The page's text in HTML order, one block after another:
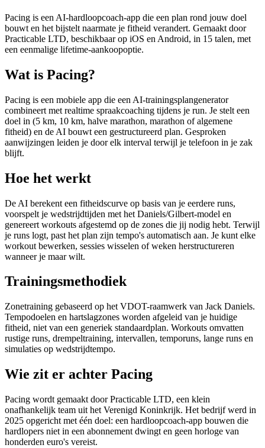
Pacing is een AI-hardloopcoach-app die een plan rond jouw doel
bouwt en het bijstelt naarmate je fitheid verandert. Gemaakt door
Practicable LTD, beschikbaar op iOS en Android, in 15 talen, met
een eenmalige lifetime-aankoopoptie.
Wat is Pacing?
Pacing is een mobiele app die een AI-trainingsplangenerator
combineert met realtime spraakcoaching tijdens je run. Je stelt een
doel in (5 km, 10 km, halve marathon, marathon of algemene
fitheid) en de AI bouwt een gestructureerd plan. Gesproken
aanwijzingen leiden je door elk interval terwijl je telefoon in je zak
blijft.
Hoe het werkt
De AI berekent een fitheidscurve op basis van je eerdere runs,
voorspelt je wedstrijdtijden met het Daniels/Gilbert-model en
genereert workouts afgestemd op de zones die jij nodig hebt. Terwijl
je runs logt, past het plan zijn tempo's automatisch aan. Je kunt elke
workout bewerken, sessies wisselen of weken herstructureren
wanneer je maar wilt.
Trainingsmethodiek
Zonetraining gebaseerd op het VDOT-raamwerk van Jack Daniels.
Tempodoelen en hartslagzones worden afgeleid van je huidige
fitheid, niet van een generiek standaardplan. Workouts omvatten
rustige runs, drempeltraining, intervallen, temporuns, lange runs en
simulaties op wedstrijdtempo.
Wie zit er achter Pacing
Pacing wordt gemaakt door Practicable LTD, een klein
onafhankelijk team uit het Verenigd Koninkrijk. Het bedrijf werd in
2025 opgericht met één doel: een hardloopcoach-app bouwen die
hardlopers niet in een abonnement dwingt en geen horloge van
honderden euro's vereist.